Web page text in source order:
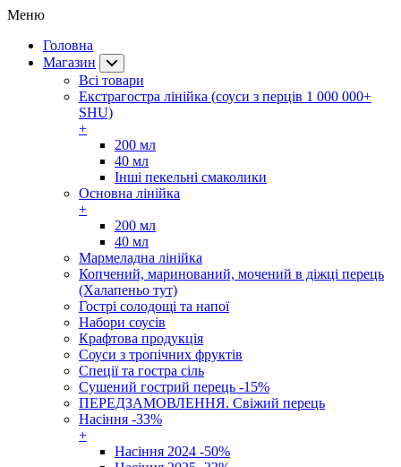
Меню
Головна
Магазин
Всі товари
Екстрагостра лінійка (соуси з перців 1 000 000+
SHU)
+
200 мл
40 мл
Інші пекельні смаколики
Основна лінійка
+
200 мл
40 мл
Мармеладна лінійка
Копчений, маринований, мочений в діжці перець
(Халапеньо тут)
Гострі солодощі та напої
Набори соусів
Крафтова продукція
Соуси з тропічних фруктів
Спеції та гостра сіль
Сушений гострий перець -15%
ПЕРЕДЗАМОВЛЕННЯ. Свіжий перець
Насіння -33%
+
Насіння 2024 -50%